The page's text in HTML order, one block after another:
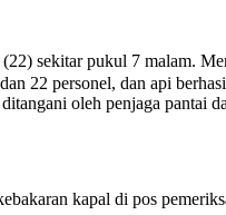
sekitar pukul 7 malam.
22 personel, dan api
oleh penjaga pantai
kapal di pos